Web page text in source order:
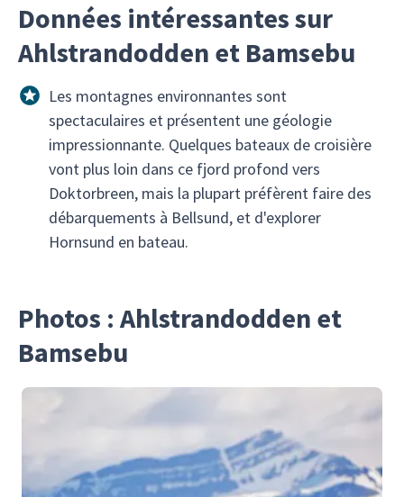
Données intéressantes sur
Ahlstrandodden et Bamsebu
Les montagnes environnantes sont
spectaculaires et présentent une géologie
impressionnante. Quelques bateaux de croisière
vont plus loin dans ce fjord profond vers
Doktorbreen, mais la plupart préfèrent faire des
débarquements à Bellsund, et d'explorer
Hornsund en bateau.
Photos : Ahlstrandodden et
Bamsebu